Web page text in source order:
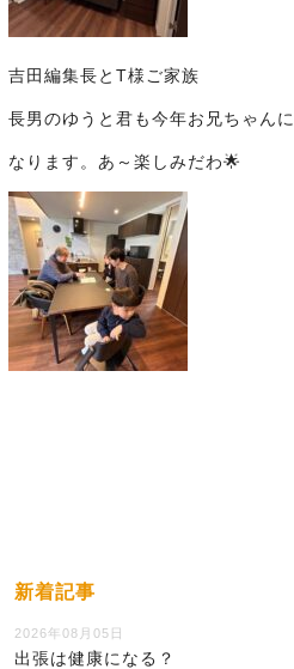
吉田編集長とT様ご家族
長男のゆうと君も今年お兄ちゃんに
なります。あ～楽しみだわ🌟
新着記事
2026年08月05日
出張は健康になる？